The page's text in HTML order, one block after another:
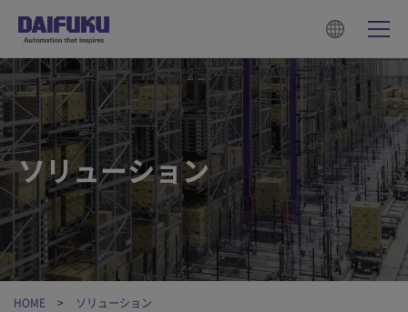
ソリューション
HOME ソリューション